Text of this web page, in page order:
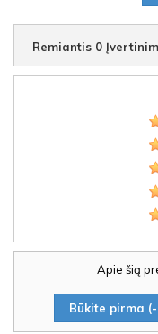
Remiantis 0
Apie šią
Būkite pirma